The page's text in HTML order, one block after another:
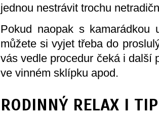
jednou nestrávit trochu
Pokud naopak s kamarádkou
můžete si vyjet třeba do
vás vedle procedur čeká i další
ve vinném sklípku apod.
RODINNÝ RELAX I